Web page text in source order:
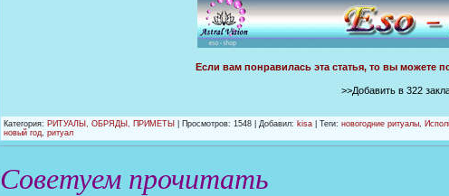
Если вам понравилась эта статья, то вы можете
>>Добавить в 322
Категория: РИТУАЛЫ, ОБРЯДЫ, ПРИМЕТЫ Просмотров: 1548 | Добавил: kisa | Теги: новогодние ритуалы,
новый год, ритуал
Советуем прочитать